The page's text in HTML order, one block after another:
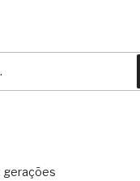
gerações